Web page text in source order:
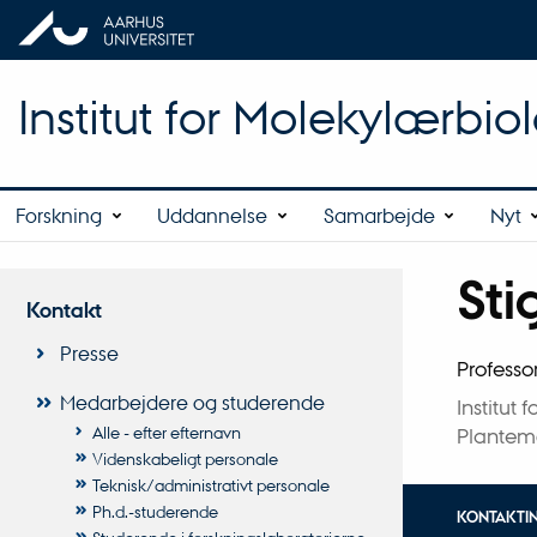
Institut for
Forskning Uddannelse Samarbejde Nyt
Kontakt
Presse
Medarbejdere og studerende
Alle - efter efternavn
Videnskabeligt personale
Teknisk/administrativt personale
Ph.d.-studerende
Titel
Institut